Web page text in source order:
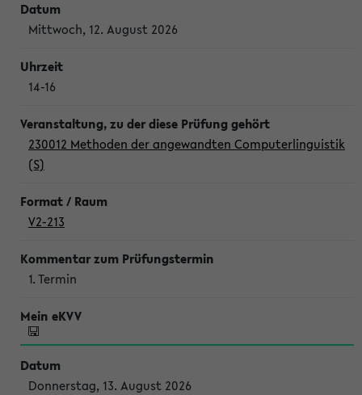
Mittwoch, 12. August 2026
14-16
230012 Methoden der angewandten Computerlinguistik
(S)
V2-213
1. Termin
Donnerstag, 13. August 2026